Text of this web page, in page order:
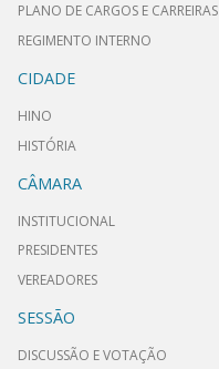
PLANO DE CARGOS E CARREIRAS
REGIMENTO INTERNO
CIDADE
HINO
HISTÓRIA
CÂMARA
INSTITUCIONAL
PRESIDENTES
VEREADORES
SESSÃO
DISCUSSÃO E VOTAÇÃO